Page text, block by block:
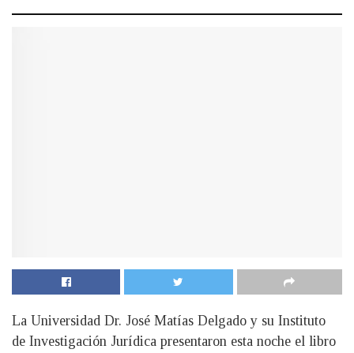
La Universidad Dr. José Matías Delgado y su Instituto
de Investigación Jurídica presentaron esta noche el libro